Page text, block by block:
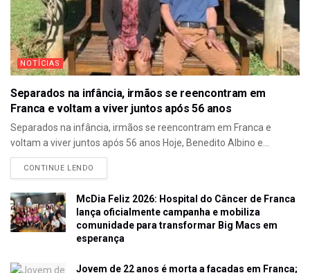
NOTÍCIAS
Separados na infância, irmãos se reencontram em
Franca e voltam a viver juntos após 56 anos
Separados na infância, irmãos se reencontram em Franca e
voltam a viver juntos após 56 anos Hoje, Benedito Albino e...
CONTINUE LENDO
McDia Feliz 2026: Hospital do Câncer de Franca
lança oficialmente campanha e mobiliza
comunidade para transformar Big Macs em
esperança
Jovem de 22 anos é morta a facadas em Franca;